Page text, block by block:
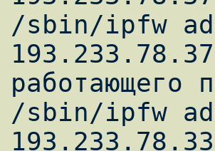
/sbin/ipfw
/sbin/ipfw